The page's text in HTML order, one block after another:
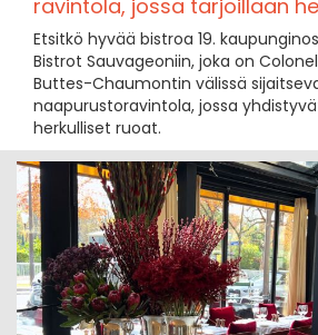
ravintola, jossa tarjoillaan
Etsitkö hyvää bistroa 19.
Bistrot Sauvageoniin, joka on
Buttes-Chaumontin välissä
naapurustoravintola, jossa
herkulliset ruoat.